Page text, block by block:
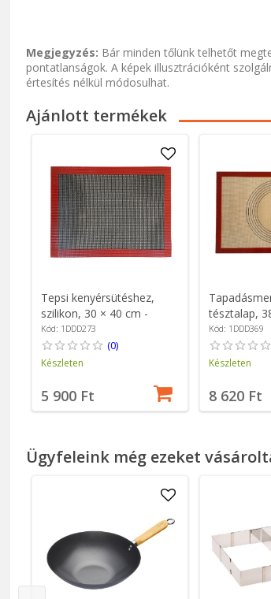
Megjegyzés: Bár minden tőlünk telhetőt
pontatlanságok. A képek illusztrációként
értesítés nélkül módosulhat.
Ajánlott termékek
Tepsi kenyérsütéshez,
szilikon, 30 × 40 cm -
NoStik
Kód: 1DDD273
(0)
Készleten
5 900 Ft
tésztalap,
"Prep &
Kód: 1DDD369
Készleten
8 620 Ft
Ügyfeleink még ezeket